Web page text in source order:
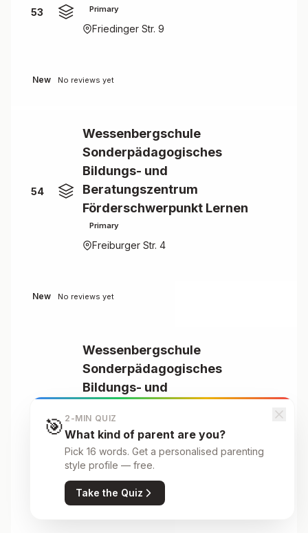
53 Primary
Friedinger Str. 9
New No reviews yet
54
Wessenbergschule
Sonderpädagogisches
Bildungs- und
Beratungszentrum
Förderschwerpunkt Lernen
Primary
Freiburger Str. 4
New No reviews yet
Wessenbergschule
Sonderpädagogisches
Bildungs- und
Förderschwerpunkt Lernen
Virchowstr. 10
🎯 2-MIN QUIZ
What kind of parent are you?
Pick 16 words. Get a personalised parenting
style profile — free.
Take the Quiz